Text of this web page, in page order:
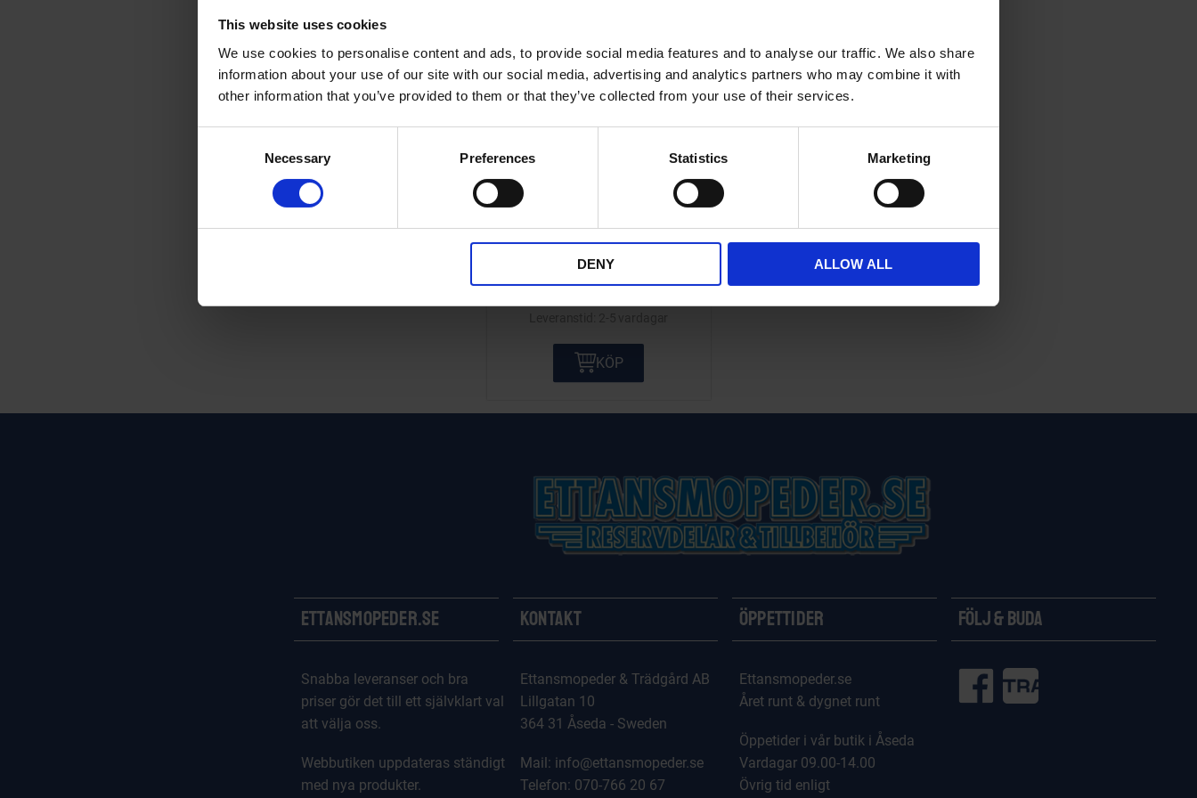
This website uses cookies
We use cookies to personalise content and ads, to provide social media features and to analyse our traffic. We also share
information about your use of our site with our social media, advertising and analytics partners who may combine it with
other information that you’ve provided to them or that they’ve collected from your use of their services.
e
i
Necessary Preferences Statistics Marketing
DENY ALLOW ALL
Tänddelsguide Noris mfl.
tändsystem mfl.
LR007-60-24-501
195
KÖP
Ettansmopeder.se
Snabba leveranser och bra
priser gör det till ett självklart val
att välja oss.
Webbutiken uppdateras ständigt
med nya produkter.
Kontakt
Ettansmopeder & Trädgård AB
Lillgatan 10
364 31 Åseda - Sweden
Mail: info@ettansmopeder.se
Telefon: 070-766 20 67
Öppettider
Ettansmopeder.se
Året runt & dygnet runt
Öppetider i vår butik i Åseda
Vardagar 09.00-14.00
Övrig tid enligt
Följ & Buda